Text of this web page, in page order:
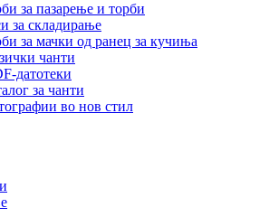
за пазарење и торби
за складирање
за мачки од ранец за кучиња
чанти
датотеки
за чанти
во нов стил